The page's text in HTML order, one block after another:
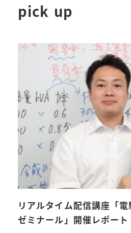
pick up
リアルタイム配信講座「
ゼミナール」開催レポー